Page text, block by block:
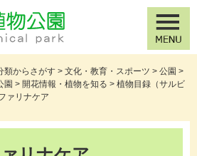
類からさがす > 文化・教育・スポーツ > 公園 >
園 > 開花情報・植物を知る > 植物目録（サルビ
ァリナケア